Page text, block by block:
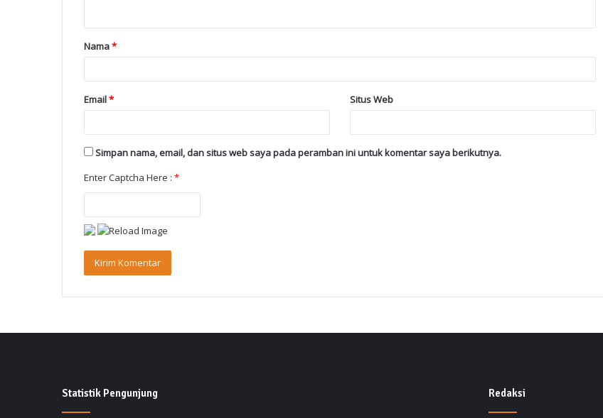
Nama*
Email* Situs Web
Simpan nama, email, dan situs web saya pada peramban ini untuk komentar saya berikutnya.
Enter Captcha Here : *
Statistik Pengunjung Redaksi